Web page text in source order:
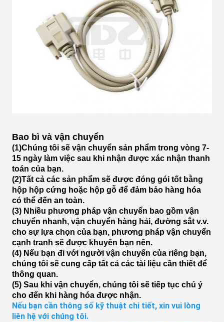
Bao bì và vận chuyển
(1)Chúng tôi sẽ vận chuyển sản phẩm trong vòng 7-
15 ngày làm việc sau khi nhận được xác nhận thanh
toán của bạn.
(2)Tất cả các sản phẩm sẽ được đóng gói tốt bằng
hộp hộp cứng hoặc hộp gỗ để đảm bảo hàng hóa
có thể đến an toàn.
(3) Nhiều phương pháp vận chuyển bao gồm vận
chuyển nhanh, vận chuyển hàng hải, đường sắt v.v.
cho sự lựa chọn của bạn, phương pháp vận chuyển
cạnh tranh sẽ được khuyên bạn nên.
(4) Nếu bạn đi với người vận chuyển của riêng bạn,
chúng tôi sẽ cung cấp tất cả các tài liệu cần thiết để
thông quan.
(5) Sau khi vận chuyển, chúng tôi sẽ tiếp tục chú ý
cho đến khi hàng hóa được nhận.
Nếu bạn cần thông số kỹ thuật chi tiết, xin vui lòng
liên hệ với chúng tôi.